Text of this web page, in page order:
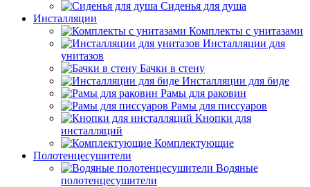
Сиденья для душа
Инсталляции
Комплекты с унитазами
Инсталляции для
унитазов
Бачки в стену
Инсталляции для биде
Рамы для раковин
Рамы для писсуаров
Кнопки для
инсталляций
Комплектующие
Полотенцесушители
Водяные
полотенцесушители